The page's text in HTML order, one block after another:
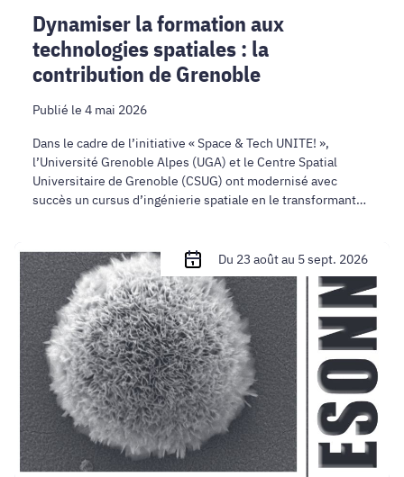
Dynamiser la formation aux
technologies spatiales : la
contribution de Grenoble
Publié le 4 mai 2026
Dans le cadre de l’initiative « Space & Tech UNITE! »,
l’Université Grenoble Alpes (UGA) et le Centre Spatial
Universitaire de Grenoble (CSUG) ont modernisé avec
succès un cursus d’ingénierie spatiale en le transformant
European
School
On
Nanosciences
&
Nanotechnologies
Du 23 août au 5 sept. 2026